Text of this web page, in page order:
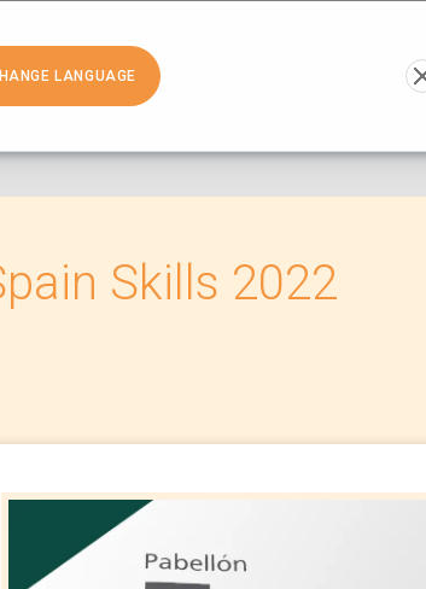
LANGUAGE
COSMÉTICA
Skills 2022